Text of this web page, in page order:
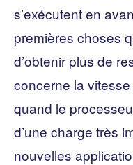
s’exécutent en
premières choses
d’obtenir plus de
concerne la vitesse
quand le
d’une charge très
nouvelles